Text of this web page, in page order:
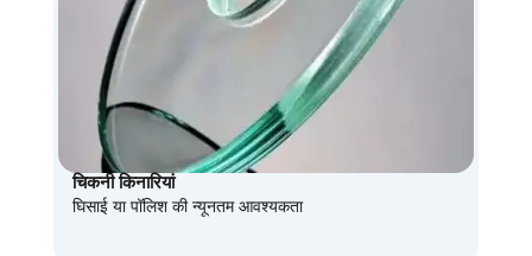
चिकनी किनारियां
घिसाई या पॉलिश की न्यूनतम आवश्यकता